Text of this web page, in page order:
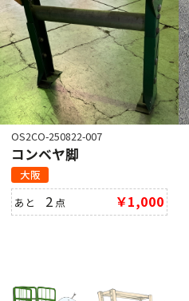
OS2CO-250822-007
コンベヤ脚
大阪
あと 2 点 ￥1,000